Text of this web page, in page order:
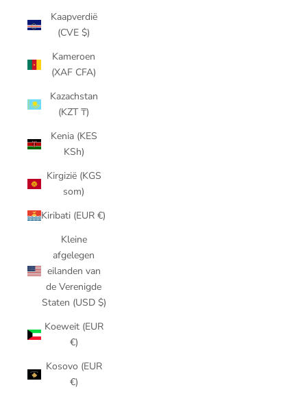
Kaapverdië
(CVE $)
Kameroen
(XAF CFA)
Kazachstan
(KZT ₸)
Kenia (KES
KSh)
Kirgizië (KGS
som)
Kiribati (EUR €)
Kleine
afgelegen
eilanden van
de Verenigde
Staten (USD $)
Koeweit (EUR
€)
Kosovo (EUR
€)